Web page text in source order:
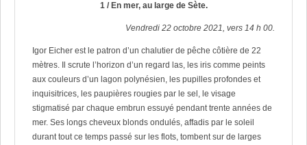
1 / En mer, au large de Sète.
Vendredi 22 octobre 2021, vers 14 h 00.
Igor Eicher est le patron d’un chalutier de pêche côtière de 22
mètres. Il scrute l’horizon d’un regard las, les iris comme peints
aux couleurs d’un lagon polynésien, les pupilles profondes et
inquisitrices, les paupières rougies par le sel, le visage
stigmatisé par chaque embrun essuyé pendant trente années de
mer. Ses longs cheveux blonds ondulés, affadis par le soleil
durant tout ce temps passé sur les flots, tombent sur de larges